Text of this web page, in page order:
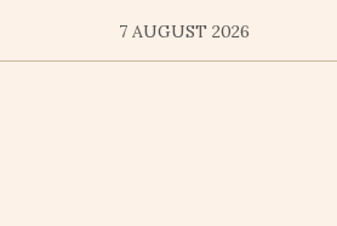
7 AUGUST 2026